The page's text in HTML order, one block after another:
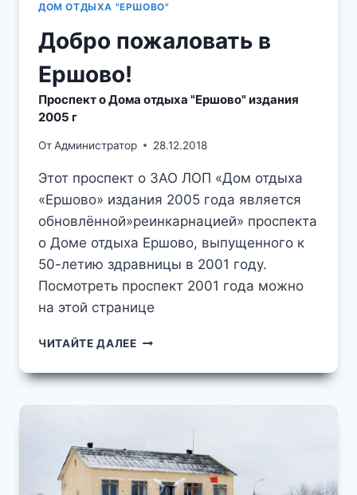
ДОМ ОТДЫХА "ЕРШОВО"
Добро пожаловать в
Ершово!
Проспект о Дома отдыха "Ершово" издания
2005 г
ОтАдминистратор 28.12.2018
Этот проспект о ЗАО ЛОП «Дом отдыха
«Ершово» издания 2005 года является
обновлённой»реинкарнацией» проспекта
о Доме отдыха Ершово, выпущенного к
50-летию здравницы в 2001 году.
Посмотреть проспект 2001 года можно
на этой странице
ЧИТАЙТЕ ДАЛЕЕДОБРО
В
2005
Г